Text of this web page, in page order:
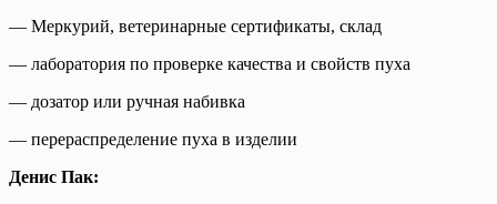
— Меркурий, ветеринарные сертификаты, склад
— лаборатория по проверке качества и свойств пуха
— дозатор или ручная набивка
— перераспределение пуха в изделии
Денис Пак: